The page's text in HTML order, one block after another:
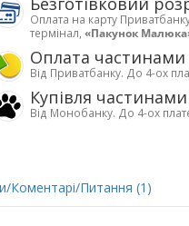
Оплата на карту
термінал, «Пакунок
Оплата частинами
Від Приватбанку. До 4-ох
Купівля частинами
Від Монобанку. До 4-ох
Коментарі/Питання (1)